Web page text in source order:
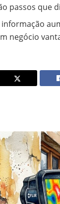
passos que
negócio